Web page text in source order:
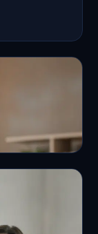
อย่างไรไม่
ม่ต้องเฝ้า